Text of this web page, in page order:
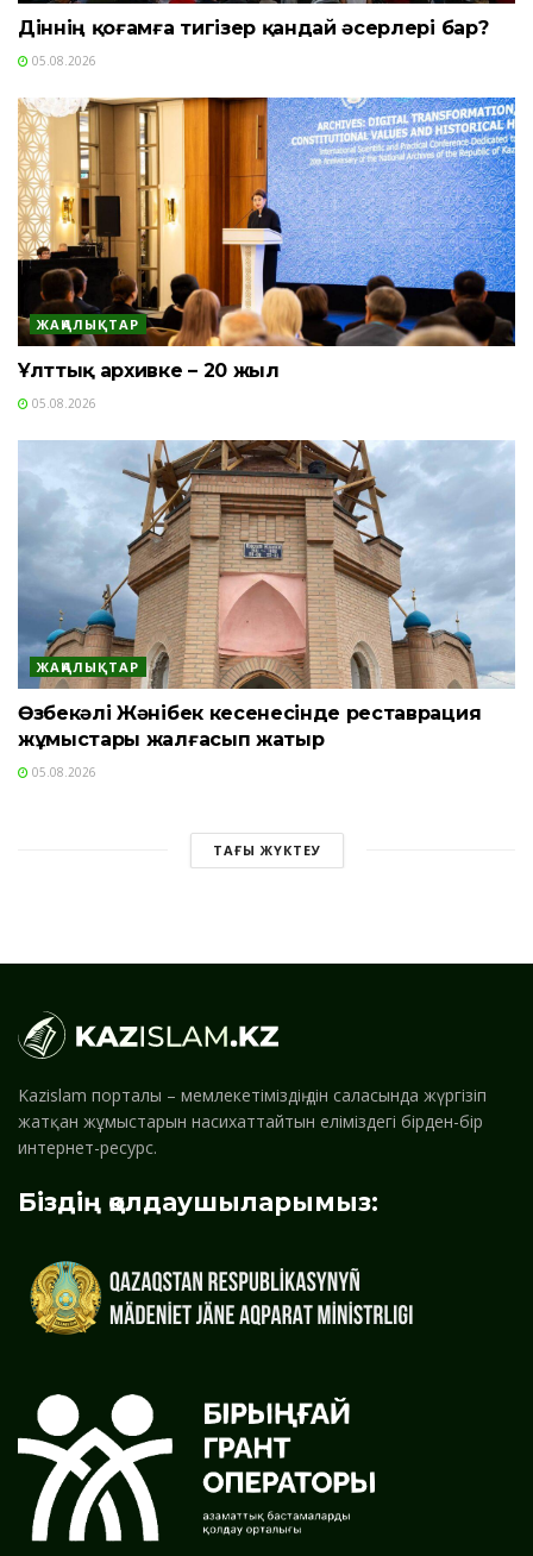
Діннің қоғамға тигізер қандай әсерлері бар?
05.08.2026
ЖАҢАЛЫҚТАР
Ұлттық архивке – 20 жыл
05.08.2026
ЖАҢАЛЫҚТАР
Өзбекәлі Жәнібек кесенесінде реставрация
жұмыстары жалғасып жатыр
05.08.2026
ТАҒЫ ЖҮКТЕУ
Kazislam порталы – мемлекетіміздің дін саласында жүргізіп
жатқан жұмыстарын насихаттайтын еліміздегі бірден-бір
интернет-ресурс.
Біздің қолдаушыларымыз: